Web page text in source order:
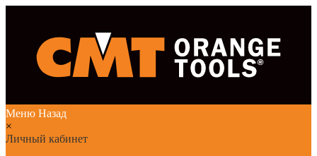
Меню Назад
×
Личный кабинет